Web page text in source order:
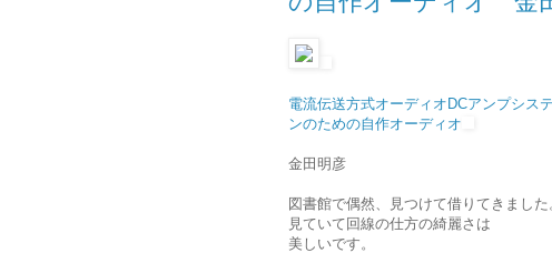
電流伝送方式オーディオDCアンプシス
ンのための自作オーディオ
金田明彦
図書館で偶然、見つけて借りてきました
見ていて回線の仕方の綺麗さは
美しいです。